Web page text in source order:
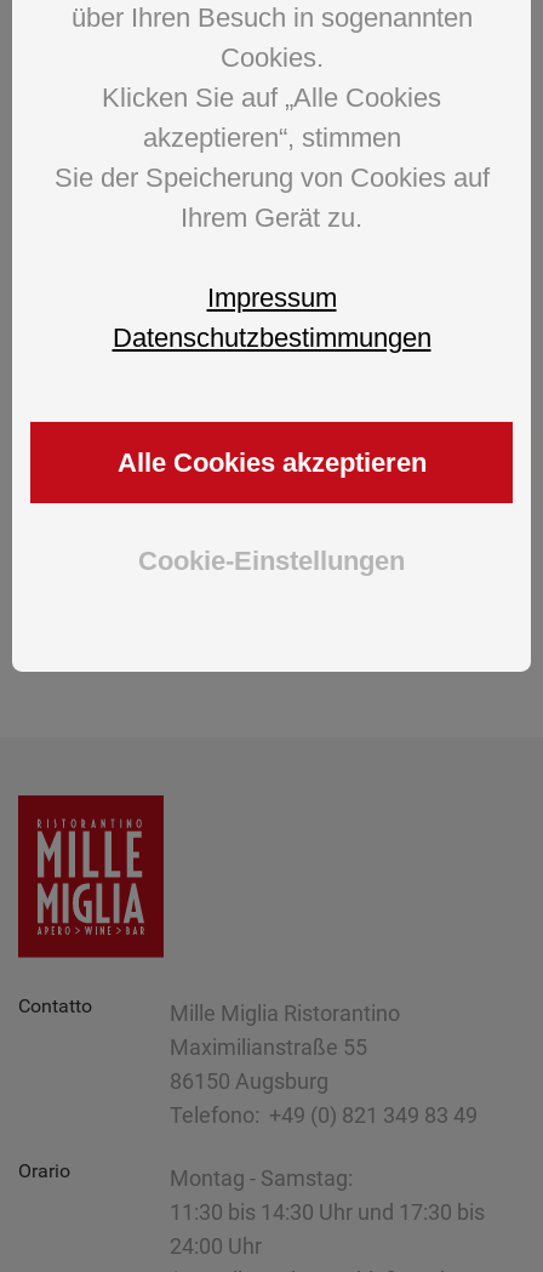
über Ihren Besuch in sogenannten
Cookies.
Klicken Sie auf „Alle Cookies
akzeptieren“, stimmen
Sie der Speicherung von Cookies auf
Ihrem Gerät zu.
Impressum
Datenschutzbestimmungen
Alle Cookies akzeptieren
Cookie-Einstellungen
Marco, Vito Ruggeri & das
Mille Miglia Team
Vivi a Tavola
con il Mille Miglia i momenti belli della Vita!
Mitnahmekarte
Contatto
Mille Miglia Ristorantino
Maximilianstraße 55
86150 Augsburg
Telefono: +49 (0) 821 349 83 49
Orario
Montag - Samstag:
11:30 bis 14:30 Uhr und 17:30 bis
24:00 Uhr